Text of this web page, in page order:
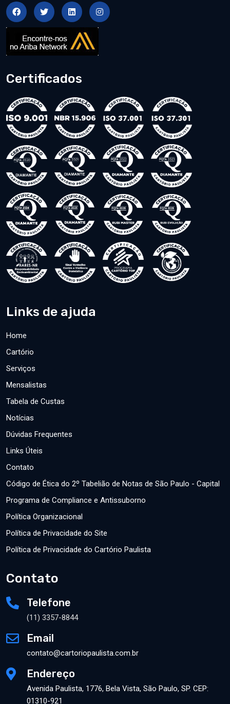
Certificados
Links de ajuda
Home
Cartório
Serviços
Mensalistas
Tabela de Custas
Notícias
Dúvidas Frequentes
Links Úteis
Contato
Código de Ética do 2º Tabelião de Notas de São Paulo - Capital
Programa de Compliance e Antissuborno
Política Organizacional
Política de Privacidade do Site
Política de Privacidade do Cartório Paulista
Contato
Telefone
(11) 3357-8844
Email
contato@cartoriopaulista.com.br
Endereço
Avenida Paulista, 1776, Bela Vista, São Paulo, SP. CEP:
01310-921